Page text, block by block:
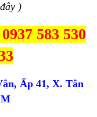
)
583 530
Ấp 41, X. Tân